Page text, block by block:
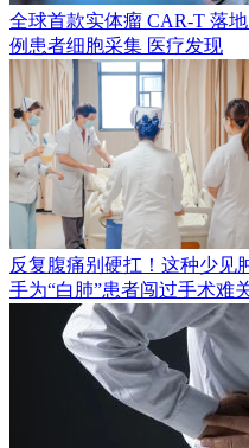
全球首款实体瘤 CAR-T 落
例患者细胞采集 医疗发现
反复腹痛别硬扛！这种少见
手为“白肺”患者闯过手术难